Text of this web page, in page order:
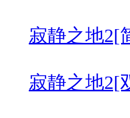
寂静之地2[
寂静之地2[